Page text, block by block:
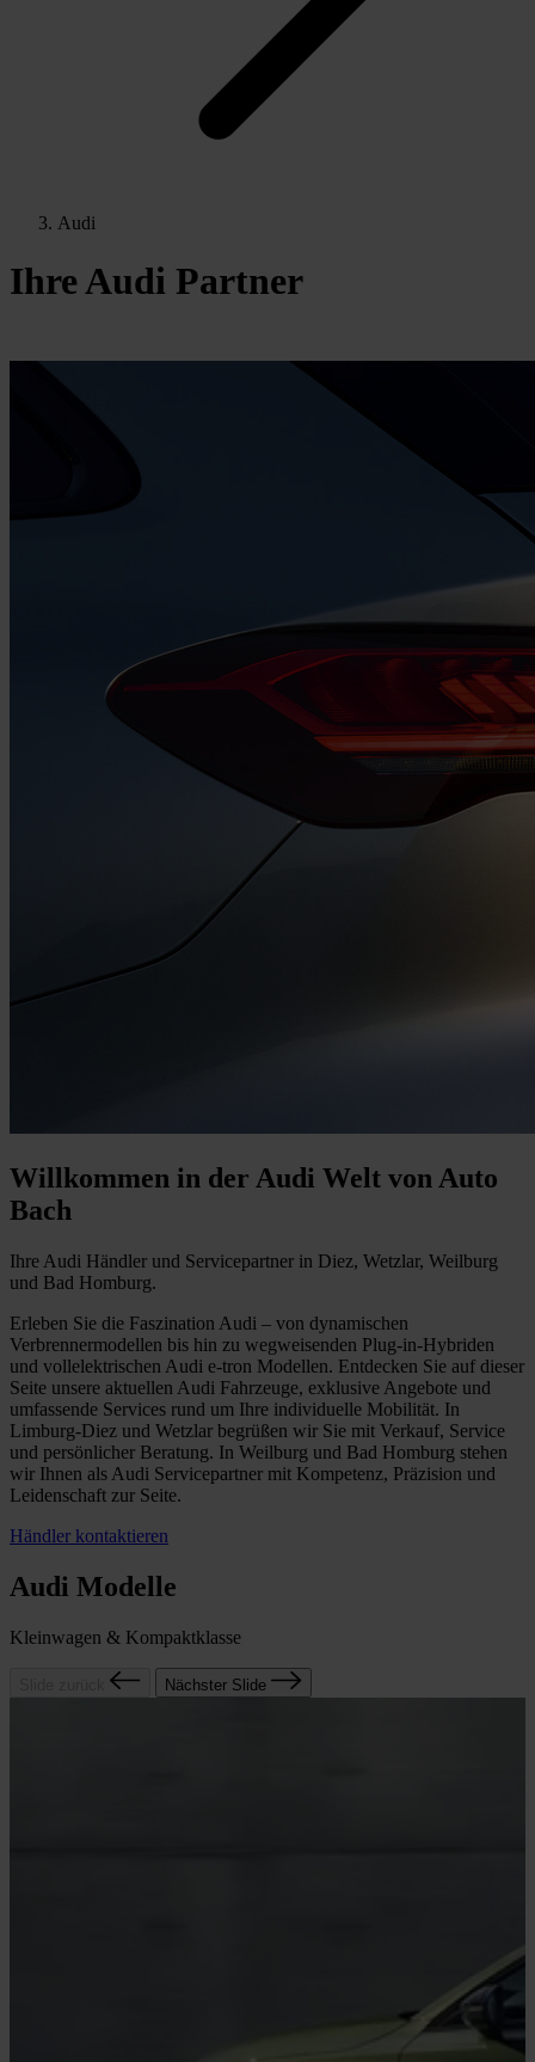
Audi
Ihre Audi Partner
Willkommen in der Audi Welt von Auto
Bach
Ihre Audi Händler und Servicepartner in Diez, Wetzlar, Weilburg
und Bad Homburg.
Erleben Sie die Faszination Audi – von dynamischen
Verbrennermodellen bis hin zu wegweisenden Plug-in-Hybriden
und vollelektrischen Audi e-tron Modellen. Entdecken Sie auf dieser
Seite unsere aktuellen Audi Fahrzeuge, exklusive Angebote und
umfassende Services rund um Ihre individuelle Mobilität. In
Limburg-Diez und Wetzlar begrüßen wir Sie mit Verkauf, Service
und persönlicher Beratung. In Weilburg und Bad Homburg stehen
wir Ihnen als Audi Servicepartner mit Kompetenz, Präzision und
Leidenschaft zur Seite.
Händler kontaktieren
Audi Modelle
Kleinwagen & Kompaktklasse
Nächster Slide